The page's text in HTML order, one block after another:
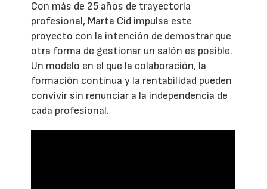
Con más de 25 años de trayectoria
profesional, Marta Cid impulsa este
proyecto con la intención de demostrar que
otra forma de gestionar un salón es posible.
Un modelo en el que la colaboración, la
formación continua y la rentabilidad pueden
convivir sin renunciar a la independencia de
cada profesional.